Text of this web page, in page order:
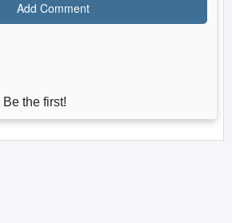
the first!